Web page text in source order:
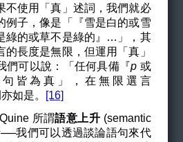
不使用「真」述詞，我們就必
例子，像是「『雪是白的或雪
綠的或草不是綠的』…」，其
長度是無限，但運用「真」
們可以說：「任何具備『p 或
句皆為真」，在無限選言
如是。 [16]
所謂語意上升 (semantic
我們可以透過談論語句來代